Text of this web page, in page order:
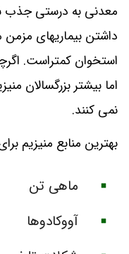
معدنی به درستی جذب
داشتن بیماریهای مزمن
استخوان کمتراست.
اما بیشتر بزرگسالان
نمی کنند.
بهترین منابع منیزیم
ماهی تن
آووکادوها